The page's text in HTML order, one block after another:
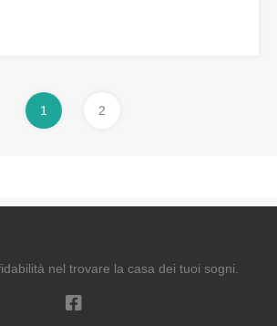
1 2
nel trovare la casa dei tuoi sogni.